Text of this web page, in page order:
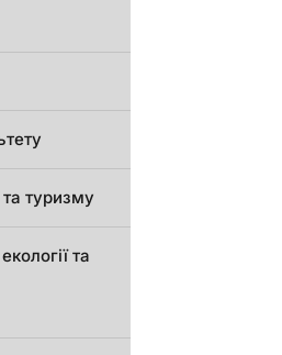
туризму
та